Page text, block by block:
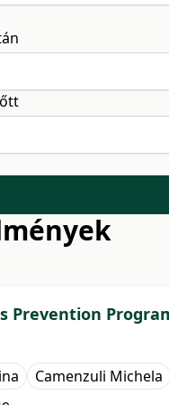
Prevention
Camenzuli Michela